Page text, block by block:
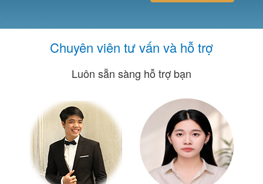
Chuyên viên tư vấn và hỗ trợ
Luôn sẵn sàng hỗ trợ bạn